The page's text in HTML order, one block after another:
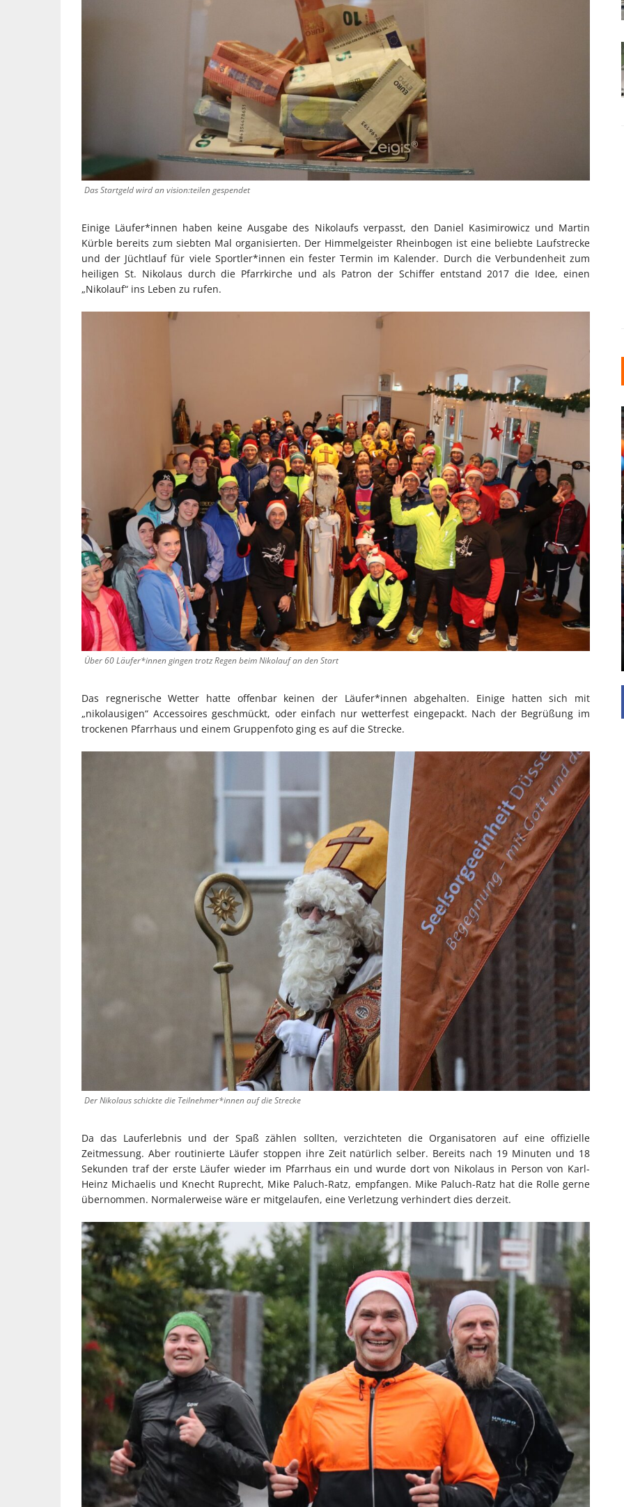
Das Startgeld wird an vision:teilen gespendet
Einige Läufer*innen haben keine Ausgabe des Nikolaufs verpasst, den Daniel Kasimirowicz und Martin
Kürble bereits zum siebten Mal organisierten. Der Himmelgeister Rheinbogen ist eine beliebte Laufstrecke
und der Jüchtlauf für viele Sportler*innen ein fester Termin im Kalender. Durch die Verbundenheit zum
heiligen St. Nikolaus durch die Pfarrkirche und als Patron der Schiffer entstand 2017 die Idee, einen
„Nikolauf“ ins Leben zu rufen.
Über 60 Läufer*innen gingen trotz Regen beim Nikolauf an den Start
Das regnerische Wetter hatte offenbar keinen der Läufer*innen abgehalten. Einige hatten sich mit
„nikolausigen“ Accessoires geschmückt, oder einfach nur wetterfest eingepackt. Nach der Begrüßung im
trockenen Pfarrhaus und einem Gruppenfoto ging es auf die Strecke.
Der Nikolaus schickte die Teilnehmer*innen auf die Strecke
Da das Lauferlebnis und der Spaß zählen sollten, verzichteten die Organisatoren auf eine offizielle
Zeitmessung. Aber routinierte Läufer stoppen ihre Zeit natürlich selber. Bereits nach 19 Minuten und 18
Sekunden traf der erste Läufer wieder im Pfarrhaus ein und wurde dort von Nikolaus in Person von Karl-
Heinz Michaelis und Knecht Ruprecht, Mike Paluch-Ratz, empfangen. Mike Paluch-Ratz hat die Rolle gerne
übernommen. Normalerweise wäre er mitgelaufen, eine Verletzung verhindert dies derzeit.
INDUSTRIELLER CHIC: WIE
KUNSTSTOFFFENSTER DEN
LOFT-STIL IN IHREM
EINFAMILIENHAUS
UNTERSTÜTZEN
Die Inspiration des industriellen Chics sind die
Werkshallen des Industriezeitalters. Die Basis für
diesen Stil sind große Räume, schlicht gehalten
mit rustikalen Elementen und großen
Fensterflächen. Wie so vieles wurde ...